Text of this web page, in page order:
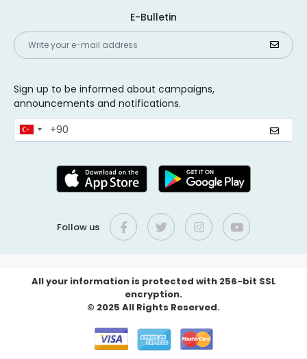
E-Bulletin
Sign up to be informed about campaigns,
announcements and notifications.
Follow us
All your information is protected with 256-bit SSL
encryption.
© 2025 All Rights Reserved.